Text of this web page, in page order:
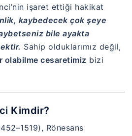
işaret ettiği hakikat
kaybedecek çok şeye
bile ayakta
Sahip olduklarımız değil,
olabilme cesaretimiz bizi
Kimdir?
Rönesans